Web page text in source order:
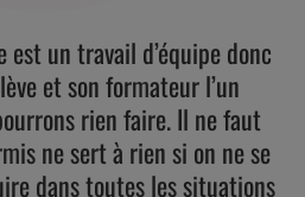
un travail d’équipe donc
et son formateur l’un
rien faire. Il ne faut
ne sert à rien si on ne se
dans toutes les situations